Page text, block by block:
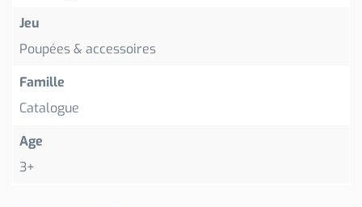
Jeu
Poupées & accessoires
Famille
Catalogue
Age
3+